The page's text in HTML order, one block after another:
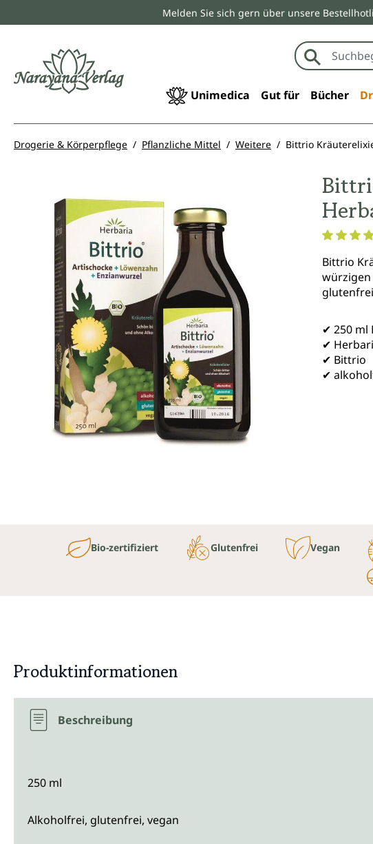
Zur Hauptnavigation springenMelden Sie sich gern über unsere
Unimedica Gut für Bücher
Drogerie & Körperpflege Pflanzliche Mittel Weitere Bittrio
Bittrio
✔ 250 ml
✔
✔ Bittrio
✔
Bio-zertifiziert Glutenfrei Vegan
Produktinformationen
Beschreibung
250 ml
Alkoholfrei, glutenfrei, vegan